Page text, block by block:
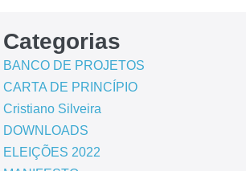
Categorias
BANCO DE PROJETOS
CARTA DE PRINCÍPIO
Cristiano Silveira
DOWNLOADS
ELEIÇÕES 2022